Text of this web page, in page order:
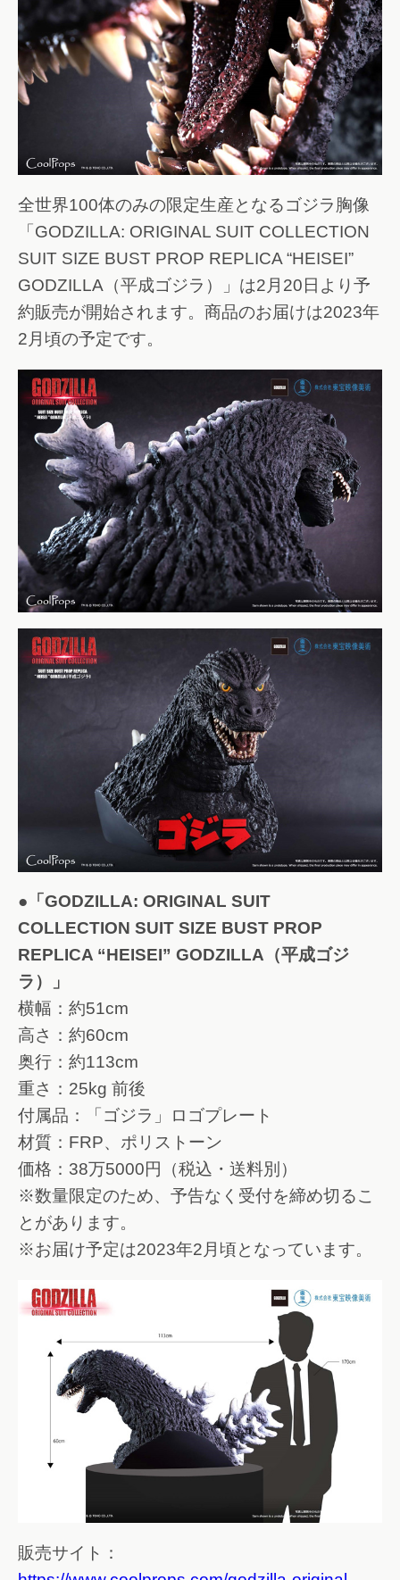
全世界100体のみの限定生産となるゴジラ胸像
「GODZILLA: ORIGINAL SUIT COLLECTION
SUIT SIZE BUST PROP REPLICA “HEISEI”
GODZILLA（平成ゴジラ）」は2月20日より予
約販売が開始されます。商品のお届けは2023年
2月頃の予定です。
●「GODZILLA: ORIGINAL SUIT
COLLECTION SUIT SIZE BUST PROP
REPLICA “HEISEI” GODZILLA（平成ゴジ
ラ）」
横幅：約51cm
高さ：約60cm
奥行：約113cm
重さ：25kg 前後
付属品：「ゴジラ」ロゴプレート
材質：FRP、ポリストーン
価格：38万5000円（税込・送料別）
※数量限定のため、予告なく受付を締め切るこ
とがあります。
※お届け予定は2023年2月頃となっています。
販売サイト：